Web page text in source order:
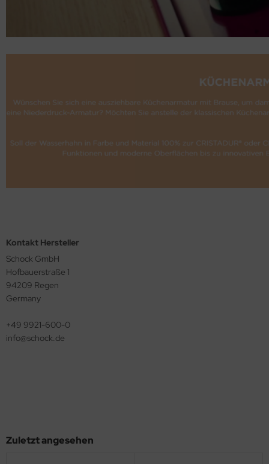
Kontakt Hersteller
Schock GmbH
Hofbauerstraße 1
94209 Regen
Germany
+49 9921-600-0
info@​schock.de
Zuletzt angesehen